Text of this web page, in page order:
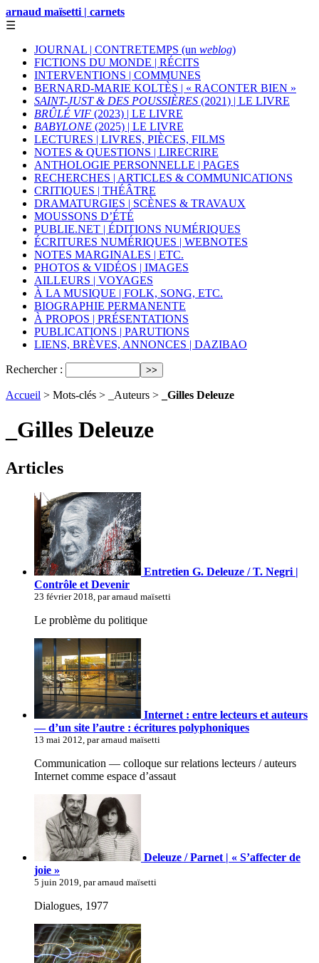
arnaud maïsetti | carnets
☰
JOURNAL | CONTRETEMPS (un weblog)
FICTIONS DU MONDE | RÉCITS
INTERVENTIONS | COMMUNES
BERNARD-MARIE KOLTÈS | « RACONTER BIEN »
SAINT-JUST & DES POUSSIÈRES (2021) | LE LIVRE
BRÛLÉ VIF (2023) | LE LIVRE
BABYLONE (2025) | LE LIVRE
LECTURES | LIVRES, PIÈCES, FILMS
NOTES & QUESTIONS | LIRECRIRE
ANTHOLOGIE PERSONNELLE | PAGES
RECHERCHES | ARTICLES & COMMUNICATIONS
CRITIQUES | THÉÂTRE
DRAMATURGIES | SCÈNES & TRAVAUX
MOUSSONS D’ÉTÉ
PUBLIE.NET | ÉDITIONS NUMÉRIQUES
ÉCRITURES NUMÉRIQUES | WEBNOTES
NOTES MARGINALES | ETC.
PHOTOS & VIDÉOS | IMAGES
AILLEURS | VOYAGES
À LA MUSIQUE | FOLK, SONG, ETC.
BIOGRAPHIE PERMANENTE
À PROPOS | PRÉSENTATIONS
PUBLICATIONS | PARUTIONS
LIENS, BRÈVES, ANNONCES | DAZIBAO
Rechercher :
Accueil > Mots-clés > _Auteurs > _Gilles Deleuze
_Gilles Deleuze
Articles
Entretien G. Deleuze / T. Negri |
Contrôle et Devenir
23 février 2018, par arnaud maïsetti
Le problème du politique
Internet : entre lecteurs et auteurs
— d’un site l’autre : écritures polyphoniques
13 mai 2012, par arnaud maïsetti
Communication — colloque sur relations lecteurs / auteurs
Internet comme espace d’assaut
Deleuze / Parnet | « S’affecter de
joie »
5 juin 2019, par arnaud maïsetti
Dialogues, 1977